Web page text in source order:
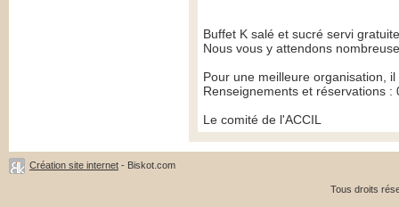
Buffet K salé et sucré servi
Nous vous y attendons
Pour une meilleure organisation,
Renseignements et réservations
Le comité de l'ACCIL
Création site internet - Biskot.com
Tous droits